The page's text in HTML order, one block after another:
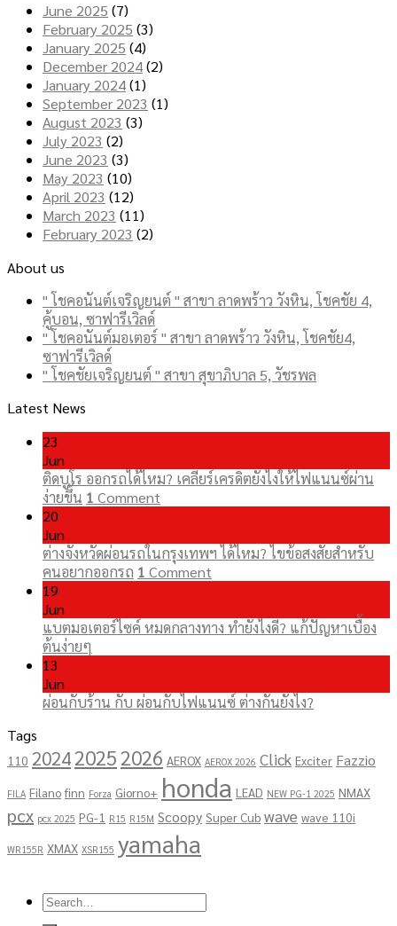
June 2025 (7)
February 2025 (3)
January 2025 (4)
December 2024(2)
January 2024(1)
September 2023 (1)
August 2023 (3)
July 2023 (2)
June 2023 (3)
May 2023 (10)
April 2023 (12)
March 2023 (11)
February 2023 (2)
About us
" โชคอนันต์เจริญยนต์ " สาขา ลาดพร้าว วังหิน, โชคชัย 4,
คู้บอน, ซาฟารีเวิลด์
" โชคอนันต์มอเตอร์ " สาขา ลาดพร้าว วังหิน, โชคชัย4,
ซาฟารีเวิลด์
" โชคชัยเจริญยนต์ " สาขา สุขาภิบาล 5, วัชรพล
Latest News
23
Jun
ติดบูโร ออกรถได้ไหม? เคลียร์เครดิตยังไงให้ไฟแนนซ์ผ่าน
ง่ายขึ้น 1 Comment
20
Jun
ต่างจังหวัดผ่อนรถในกรุงเทพฯ ได้ไหม? ไขข้อสงสัยสำหรับ
คนอยากออกรถ 1 Comment
19
Jun
แบตมอเตอร์ไซค์ หมดกลางทาง ทำยังไงดี? แก้ปัญหาเบื้อง
ต้นง่ายๆ
13
Jun
ผ่อนกับร้าน กับ ผ่อนกับไฟแนนซ์ ต่างกันยังไง?
Tags
110 202420252026 AEROX AEROX 2026 Click Exciter Fazzio
FILA Filano finn Forza Giorno+ honda LEAD NEW PG-1 2025 NMAX
pcx pcx 2025 PG-1 R15 R15M Scoopy Super Cub wave wave 110i
WR155R XMAX XSR155 yamaha
Search